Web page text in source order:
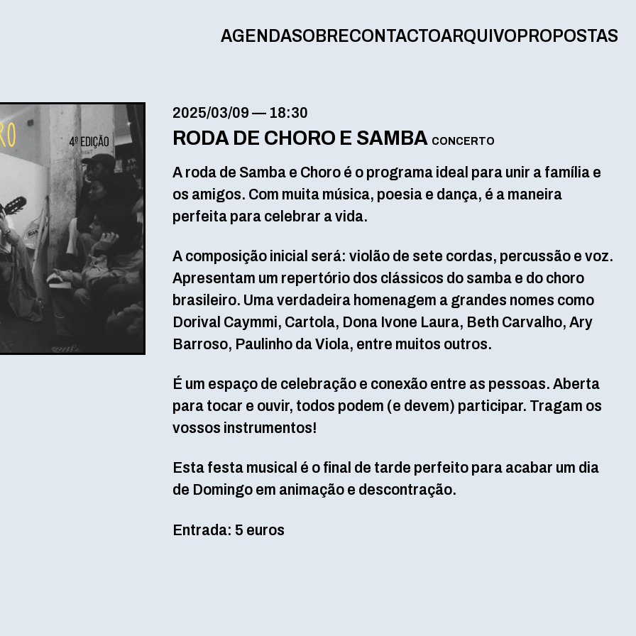
AGENDASOBRECONTACTOARQUIVO PROPOSTAS
2025/03/09 — 18:30
RODA DE CHORO E SAMBA CONCERTO
A roda de Samba e Choro é o programa ideal para unir a família e
os amigos. Com muita música, poesia e dança, é a maneira
perfeita para celebrar a vida.
A composição inicial será: violão de sete cordas, percussão e voz.
Apresentam um repertório dos clássicos do samba e do choro
brasileiro. Uma verdadeira homenagem a grandes nomes como
Dorival Caymmi, Cartola, Dona Ivone Laura, Beth Carvalho, Ary
Barroso, Paulinho da Viola, entre muitos outros.
É um espaço de celebração e conexão entre as pessoas. Aberta
para tocar e ouvir, todos podem (e devem) participar. Tragam os
vossos instrumentos!
Esta festa musical é o final de tarde perfeito para acabar um dia
de Domingo em animação e descontração.
Entrada: 5 euros